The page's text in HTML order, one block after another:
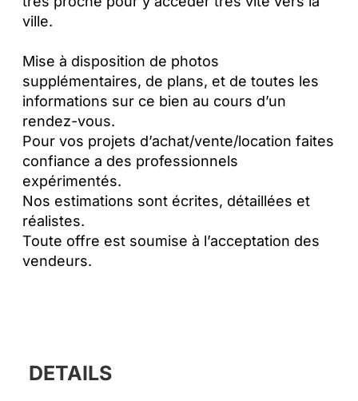
ville.
Mise à disposition de photos
supplémentaires, de plans, et de toutes les
informations sur ce bien au cours d’un
rendez-vous.
Pour vos projets d’achat/vente/location faites
confiance a des professionnels
expérimentés.
Nos estimations sont écrites, détaillées et
réalistes.
Toute offre est soumise à l’acceptation des
vendeurs.
DETAILS